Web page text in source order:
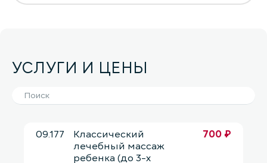
УСЛУГИ И ЦЕНЫ
09.177
Классический
лечебный массаж
ребенка (до 3-х
700 ₽